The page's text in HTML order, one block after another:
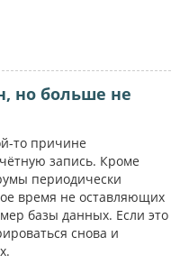
но больше не
то причине
запись. Кроме
периодически
время не оставляющих
базы данных. Если это
снова и